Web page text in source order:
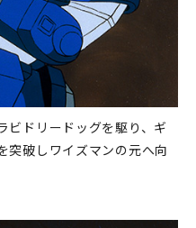
ビドリードッグを駆り、ギ
突破しワイズマンの元へ向